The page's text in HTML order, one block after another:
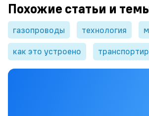
Похожие статьи и
газопроводы технология
как это устроено